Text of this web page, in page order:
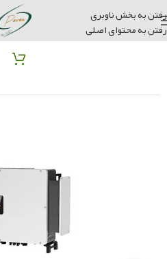
رفتن به بخش ناوبری
رفتن به محتوای اصلی
محصولات